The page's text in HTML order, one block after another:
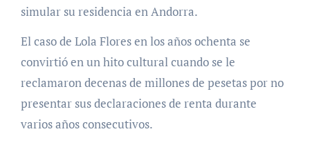
simular su residencia en Andorra.
El caso de Lola Flores en los años ochenta se
convirtió en un hito cultural cuando se le
reclamaron decenas de millones de pesetas por no
presentar sus declaraciones de renta durante
varios años consecutivos.